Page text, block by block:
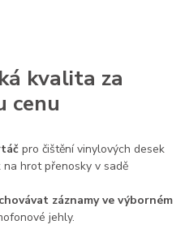
kvalita za
cenu
pro čištění vinylových desek
hrot přenosky v sadě
záznamy ve výborném
jehly.